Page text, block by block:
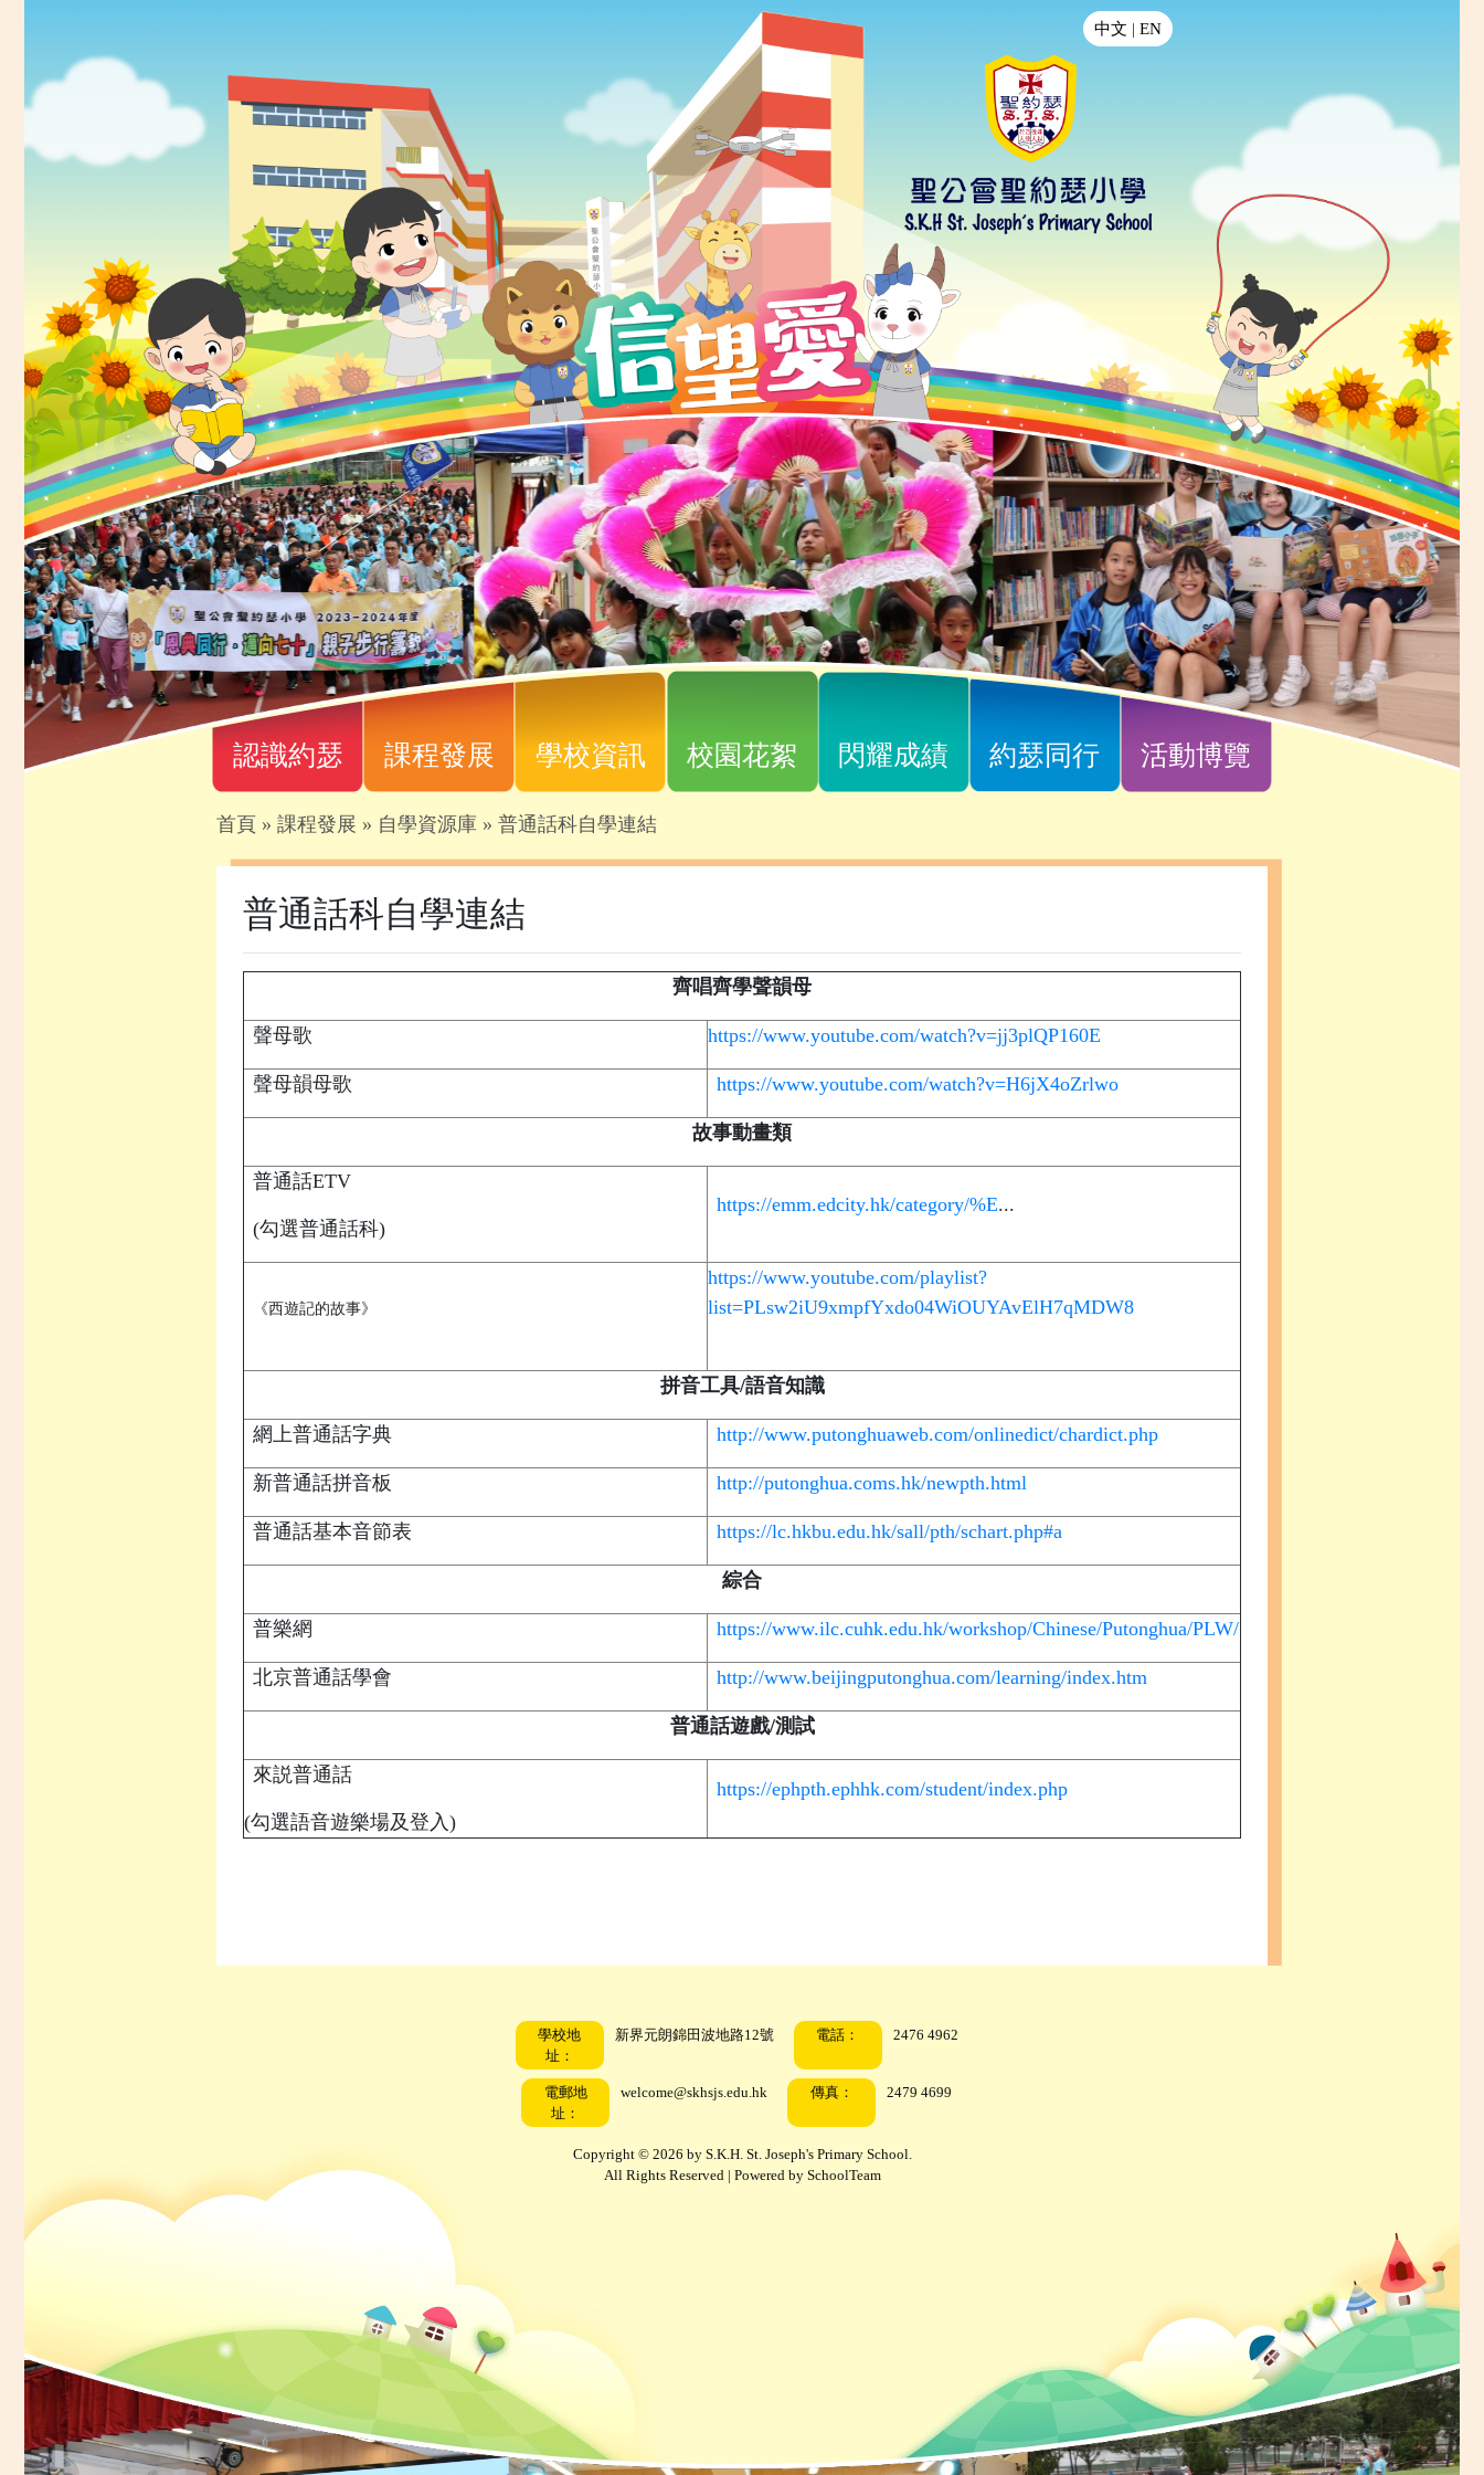
中文 | EN
認識約瑟 課程發展 學校資訊 校園花絮 閃耀成績 約瑟同行 活動博覽
首頁 » 課程發展 » 自學資源庫 » 普通話科自學連結
普通話科自學連結
齊唱齊學聲韻母
聲母歌 https://www.youtube.com/watch?v=jj3plQP160E
聲母韻母歌 https://www.youtube.com/watch?v=H6jX4oZrlwo
故事動畫類
普通話ETV
(勾選普通話科)
https://emm.edcity.hk/category/%E...
《西遊記的故事》
https://www.youtube.com/playlist?
list=PLsw2iU9xmpfYxdo04WiOUYAvElH7qMDW8
拼音工具/語音知識
網上普通話字典 http://www.putonghuaweb.com/onlinedict/chardict.php
新普通話拼音板 http://putonghua.coms.hk/newpth.html
普通話基本音節表 https://lc.hkbu.edu.hk/sall/pth/schart.php#a
綜合
普樂網 https://www.ilc.cuhk.edu.hk/workshop/Chinese/Putonghua/PLW/
北京普通話學會 http://www.beijingputonghua.com/learning/index.htm
普通話遊戲/測試
來説普通話
(勾選語音遊樂場及登入)
https://ephpth.ephhk.com/student/index.php
學校地
址：
新界元朗錦田波地路12號 電話： 2476 4962
電郵地
址：
welcome@skhsjs.edu.hk 傳真： 2479 4699
Copyright © 2026 by S.K.H. St. Joseph's Primary School.
All Rights Reserved | Powered by SchoolTeam